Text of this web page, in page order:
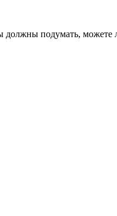
должны подумать, можете